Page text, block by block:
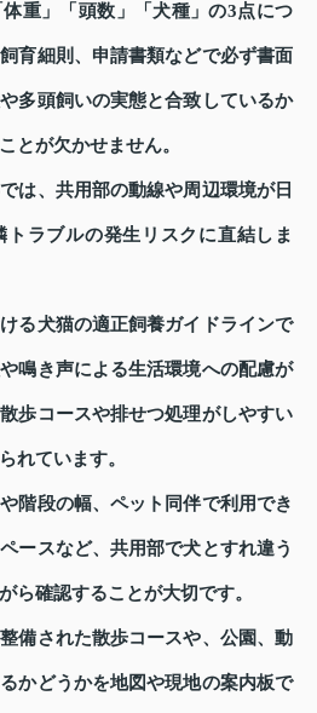
重」「頭数」「犬種」の3点につ
育細則、申請書類などで必ず書面
多頭飼いの実態と合致しているか
とが欠かせません。
は、共用部の動線や周辺環境が日
ラブルの発生リスクに直結しま
る犬猫の適正飼養ガイドラインで
鳴き声による生活環境への配慮が
歩コースや排せつ処理がしやすい
れています。
階段の幅、ペット同伴で利用でき
ースなど、共用部で犬とすれ違う
ら確認することが大切です。
備された散歩コースや、公園、動
かどうかを地図や現地の案内板で